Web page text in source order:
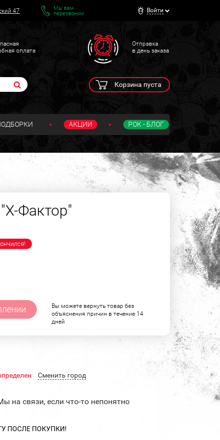
47
Мы вам
перезвоним
Войти
оплата
Отправка
в день заказа
Корзина пуста
АКЦИИ РОК - БЛОГ
Фактор"
Вы можете вернуть товар без
объяснения причин в течение 14
дней
Cменить город
на связи, если что-то непонятно
ПОСЛЕ ПОКУПКИ!